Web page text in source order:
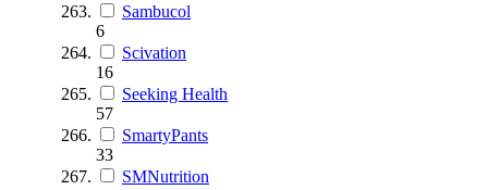
Sambucol
6
Scivation
16
Seeking Health
57
SmartyPants
33
SMNutrition